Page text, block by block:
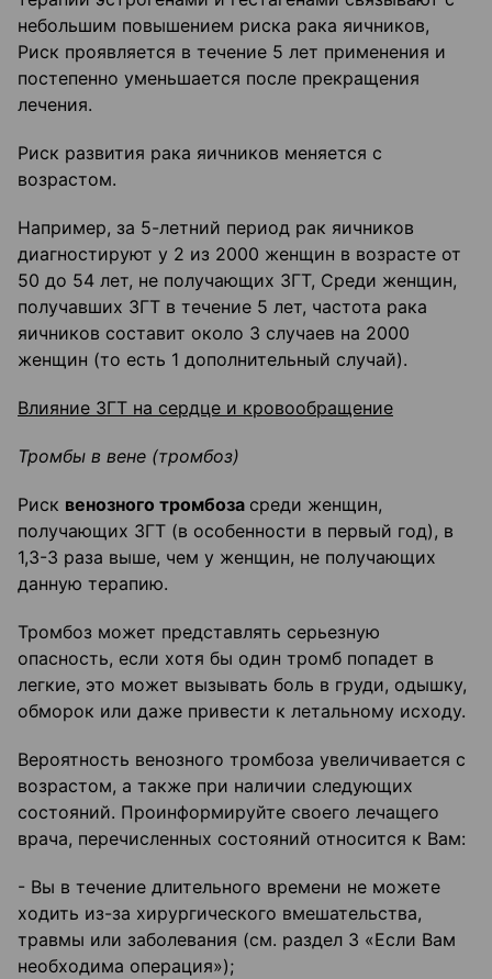
небольшим повышением риска рака яичников,
Риск проявляется в течение 5 лет применения и
постепенно уменьшается после прекращения
лечения.
Риск развития рака яичников меняется с
возрастом.
Например, за 5-летний период рак яичников
диагностируют у 2 из 2000 женщин в возрасте от
50 до 54 лет, не получающих ЗГТ, Среди женщин,
получавших ЗГТ в течение 5 лет, частота рака
яичников составит около 3 случаев на 2000
женщин (то есть 1 дополнительный случай).
Влияние ЗГТ на сердце и кровообращение
Тромбы в вене (тромбоз)
Риск венозного тромбоза среди женщин,
получающих ЗГТ (в особенности в первый год), в
1,3-3 раза выше, чем у женщин, не получающих
данную терапию.
Тромбоз может представлять серьезную
опасность, если хотя бы один тромб попадет в
легкие, это может вызывать боль в груди, одышку,
обморок или даже привести к летальному исходу.
Вероятность венозного тромбоза увеличивается с
возрастом, а также при наличии следующих
состояний. Проинформируйте своего лечащего
врача, перечисленных состояний относится к Вам:
- Вы в течение длительного времени не можете
ходить из-за хирургического вмешательства,
травмы или заболевания (см. раздел 3 «Если Вам
необходима операция»);